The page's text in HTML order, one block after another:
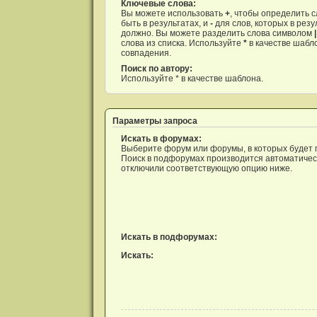
Ключевые слова:
Вы можете использовать +, чтобы определить
быть в результатах, и -для слов, которых в
должно. Вы можете разделить слова символом |
слова из списка. Используйте *в качестве
совпадения.
Поиск по автору:
Используйте * в качестве шаблона.
Параметры запроса
Искать в форумах:
Выберите форум или форумы, в которых будет
Поиск в подфорумах производится
отключили соответствующую опцию ниже.
Искать в подфорумах:
Искать: